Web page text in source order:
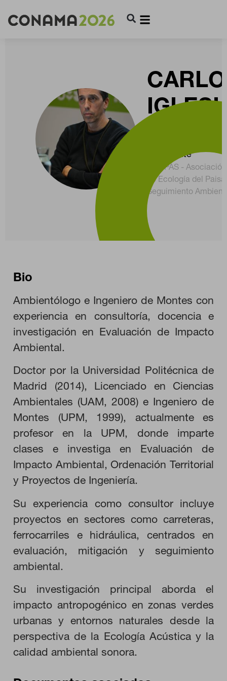
Presidente
ECOPÁS -
de Ecología del
Seguimiento
Bio
Ambientólogo e Ingeniero de Montes con
experiencia en consultoría, docencia e
investigación en Evaluación de Impacto
Ambiental.
Doctor por la Universidad Politécnica de
Madrid (2014), Licenciado en Ciencias
Ambientales (UAM, 2008) e Ingeniero de
Montes (UPM, 1999), actualmente es
profesor en la UPM, donde imparte
clases e investiga en Evaluación de
Impacto Ambiental, Ordenación Territorial
y Proyectos de Ingeniería.
Su experiencia como consultor incluye
proyectos en sectores como carreteras,
ferrocarriles e hidráulica, centrados en
evaluación, mitigación y seguimiento
ambiental.
Su investigación principal aborda el
impacto antropogénico en zonas verdes
urbanas y entornos naturales desde la
perspectiva de la Ecología Acústica y la
calidad ambiental sonora.
RECHAZAR TODO
Cookies necesarias
Estas cookies son necesarias para que el sitio web funcione y
no se pueden desactivar en nuestros sistemas. Puede
configurar su navegador para bloquear o alertar sobre estas
cookies, pero alguna áreas del sitio no funcionarán. Estas
cookies no almacenan ninguna información de identificación